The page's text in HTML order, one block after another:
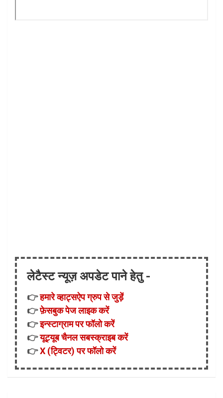
लेटैस्ट न्यूज़ अपडेट पाने हेतु -
👉हमारे व्हाट्सऐप ग्रुप से जुड़ें
👉फ़ेसबुक पेज लाइक करें
👉इन्स्टाग्राम पर फॉलो करें
👉यूट्यूब चैनल सबस्क्राइब करें
👉X (ट्विटर) पर फॉलो करें